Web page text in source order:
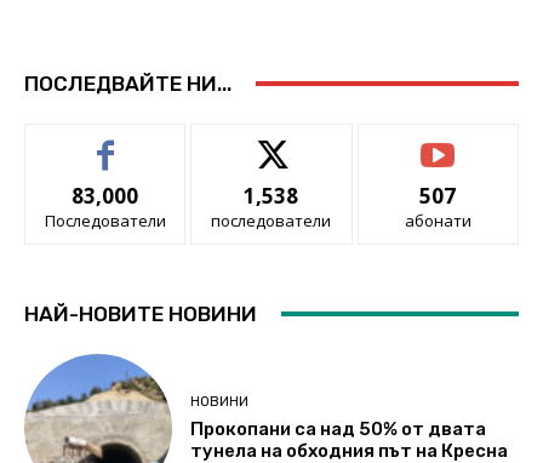
ПОСЛЕДВАЙТЕ НИ...
83,000
Последователи
1,538
последователи
507
абонати
НАЙ-НОВИТЕ НОВИНИ
НОВИНИ
Прокопани са над 50% от двата
тунела на обходния път на Кресна